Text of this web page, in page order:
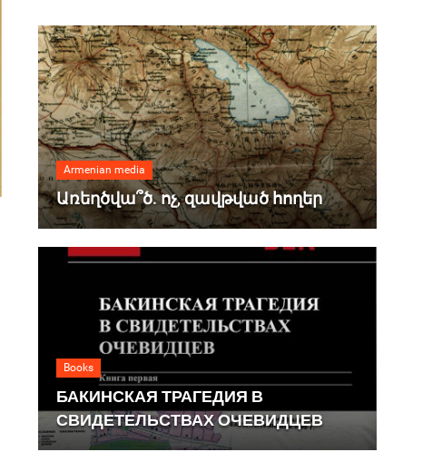
Armenian media
Առեղծվա՞ծ. ոչ, զավթված հողեր
Books
БАКИНСКАЯ ТРАГЕДИЯ В
СВИДЕТЕЛЬСТВАХ ОЧЕВИДЦЕВ